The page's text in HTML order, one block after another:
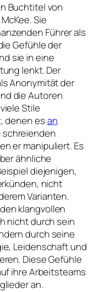
Buchtitel von
Sie
Führer als
Gefühle der
sie in eine
lenkt. Der
Anonymität der
die Autoren
Stile
denen esan
schreienden
er manipuliert. Es
ähnliche
diejenigen,
nicht
Varianten.
klangvollen
nicht durch sein
durch seine
Leidenschaft und
Diese Gefühle
ihre Arbeitsteams
an.